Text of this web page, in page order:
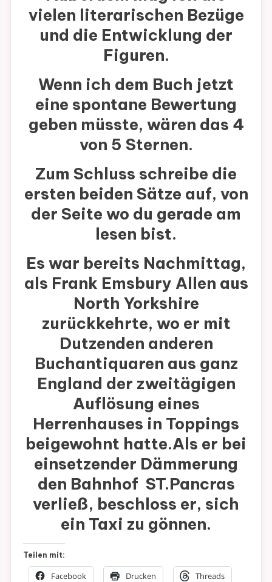
vielen literarischen Bezüge
und die Entwicklung der
Figuren.
Wenn ich dem Buch jetzt
eine spontane Bewertung
geben müsste, wären das 4
von 5 Sternen.
Zum Schluss schreibe die
ersten beiden Sätze auf, von
der Seite wo du gerade am
lesen bist.
Es war bereits Nachmittag,
als Frank Emsbury Allen aus
North Yorkshire
zurückkehrte, wo er mit
Dutzenden anderen
Buchantiquaren aus ganz
England der zweitägigen
Auflösung eines
Herrenhauses in Toppings
beigewohnt hatte.Als er bei
einsetzender Dämmerung
den Bahnhof ST.Pancras
verließ, beschloss er, sich
ein Taxi zu gönnen.
Teilen mit:
Facebook Drucken Threads